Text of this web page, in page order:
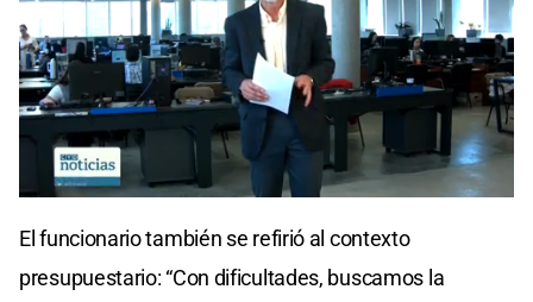
El funcionario también se refirió al contexto
presupuestario: “Con dificultades, buscamos la